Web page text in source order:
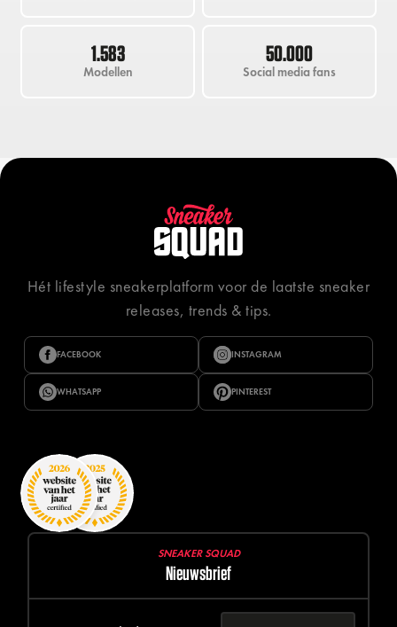
1.583
Modellen
50.000
Social media fans
Hét lifestyle sneakerplatform voor de laatste sneaker
releases, trends & tips.
FACEBOOK INSTAGRAM
WHATSAPP PINTEREST
SNEAKER SQUAD
Nieuwsbrief